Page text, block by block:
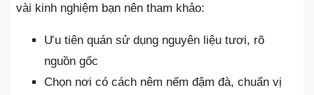
vài kinh nghiệm bạn nên tham khảo:
Ưu tiên quán sử dụng nguyên liệu tươi, rõ
nguồn gốc
Chọn nơi có cách nêm nếm đậm đà, chuẩn vị